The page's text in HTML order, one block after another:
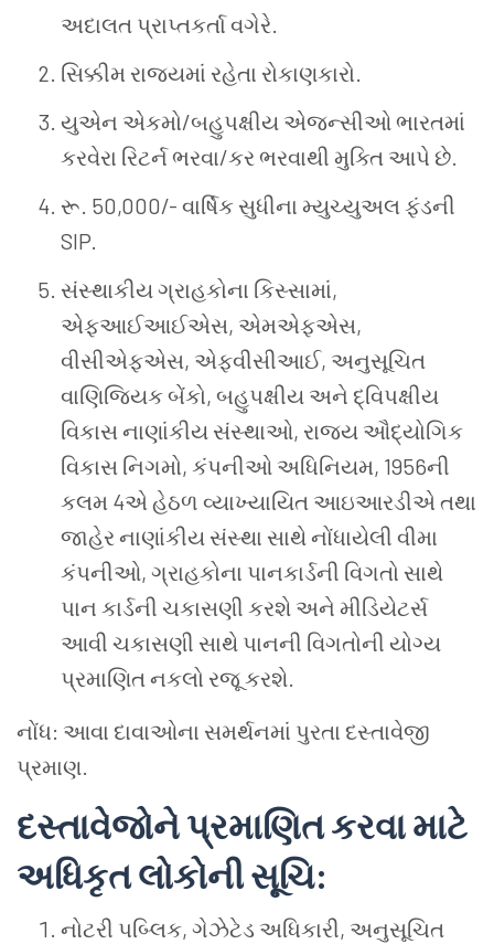
અદાલત પ્રાપ્તકર્તાવગેરે.
સિક્કીમ રાજ્યમાં રહેતા રોકાણકારો.
યુએન એકમો/બહુપક્ષીય એજન્સીઓભારતમાં
કરવેરા રિટર્નભરવા/કરભરવાથી મુક્તિ આપે છે.
રૂ. 50,000/- વાર્ષિક સુધીના મ્યુચ્યુઅલફંડની
SIP.
સંસ્થાકીયગ્રાહકોના કિસ્સામાં,
એફઆઈઆઈએસ, એમએફએસ,
વીસીએફએસ, એફવીસીઆઈ, અનુસૂચિત
વાણિજ્યિકબેંકો, બહુપક્ષીય અને દ્વિપક્ષીય
વિકાસનાણાંકીય સંસ્થાઓ, રાજ્ય ઔદ્યોગિક
વિકાસ નિગમો, કંપનીઓ અધિનિયમ, 1956ની
કલમ 4એહેઠળ વ્યાખ્યાયિત આઇઆરડીએતથા
જાહેરનાણાંકીય સંસ્થા સાથેનોંધાયેલી વીમા
કંપનીઓ, ગ્રાહકોના પાનકાર્ડની વિગતો સાથે
પાન કાર્ડની ચકાસણી કરશે અને મીડિયેટર્સ
આવી ચકાસણી સાથે પાનની વિગતોની યોગ્ય
પ્રમાણિતનકલો રજૂકરશે.
નોંધ: આવા દાવાઓના સમર્થનમાં પુરતા દસ્તાવેજી
પ્રમાણ.
દસ્તાવેજોનેપ્રમાણિતકરવામાટે
અધિકૃતલોકોનીસૂચિ:
નોટરી પબ્લિક, ગેઝેટેડ અધિકારી, અનુસૂચિત